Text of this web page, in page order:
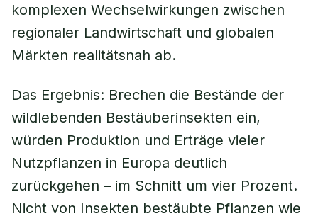
komplexen Wechselwirkungen zwischen
regionaler Landwirtschaft und globalen
Märkten realitätsnah ab.
Das Ergebnis: Brechen die Bestände der
wildlebenden Bestäuberinsekten ein,
würden Produktion und Erträge vieler
Nutzpflanzen in Europa deutlich
zurückgehen – im Schnitt um vier Prozent.
Nicht von Insekten bestäubte Pflanzen wie